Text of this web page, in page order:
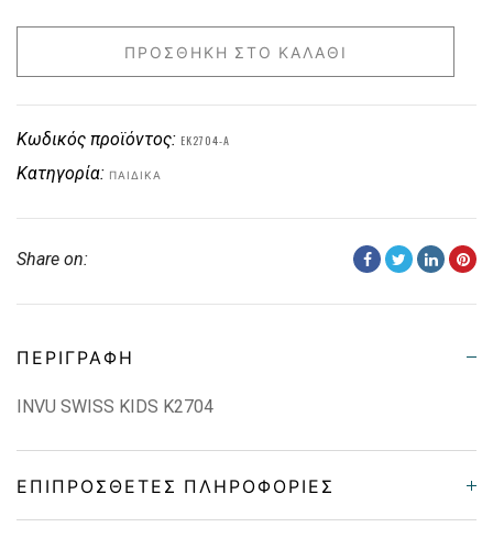
ΠΡΟΣΘΉΚΗ ΣΤΟ ΚΑΛΆΘΙ
Κωδικός προϊόντος: EK2704-A
Κατηγορία: ΠΑΙΔΙΚΑ
Share on:
ΠΕΡΙΓΡΑΦΉ
INVU SWISS KIDS K2704
ΕΠΙΠΡΌΣΘΕΤΕΣ ΠΛΗΡΟΦΟΡΊΕΣ